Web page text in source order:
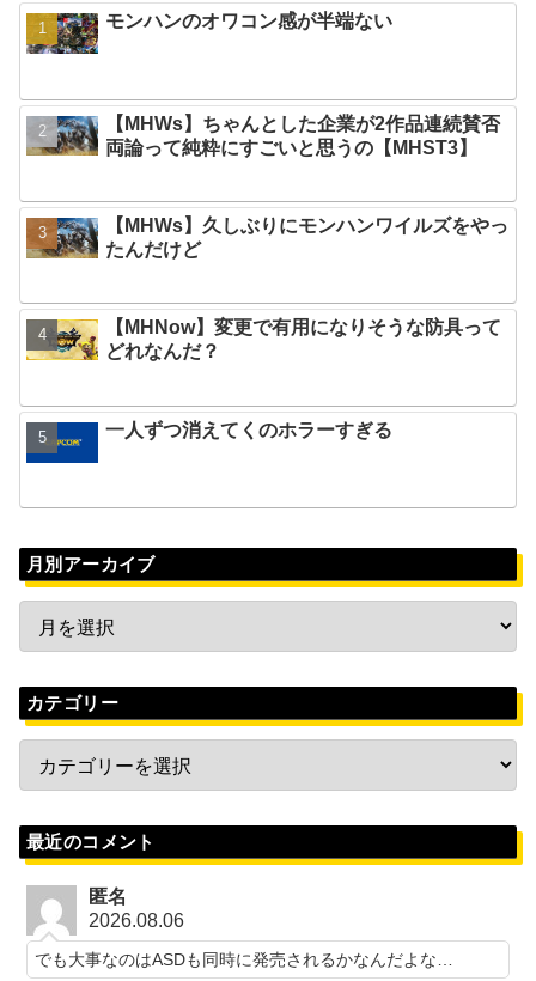
モンハンのオワコン感が半端ない
【MHWs】ちゃんとした企業が2作品連続賛否
両論って純粋にすごいと思うの【MHST3】
【MHWs】久しぶりにモンハンワイルズをやっ
たんだけど
【MHNow】変更で有用になりそうな防具って
どれなんだ？
一人ずつ消えてくのホラーすぎる
月別アーカイブ
カテゴリー
最近のコメント
匿名
2026.08.06
でも大事なのはASDも同時に発売されるかなんだよな…